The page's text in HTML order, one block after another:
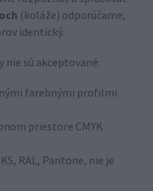
(koláže) odporúčame,
identický.
nie sú akceptované:
farebnými profilmi
priestore CMYK
RAL, Pantone, nie je